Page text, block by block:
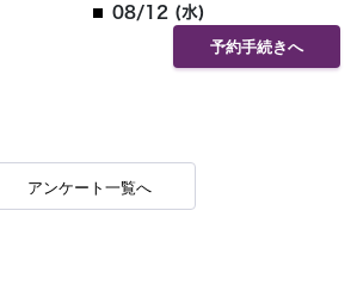
08/12 (水)
予約手続きへ
アンケート一覧へ